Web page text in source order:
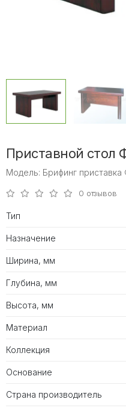
Приставной стол
Модель: Брифинг приставка
0 отзывов
Тип
Назначение
Ширина, мм
Глубина, мм
Высота, мм
Материал
Коллекция
Основание
Страна производитель